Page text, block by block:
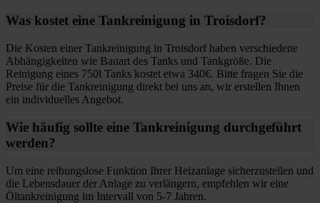
Was kostet eine Tankreinigung in Troisdorf?
Die Kosten einer Tankreinigung in Troisdorf haben verschiedene
Abhängigkeiten wie Bauart des Tanks und Tankgröße. Die
Reinigung eines 750l Tanks kostet etwa 340€. Bitte fragen Sie die
Preise für die Tankreinigung direkt bei uns an, wir erstellen Ihnen
ein individuelles Angebot.
Wie häufig sollte eine Tankreinigung durchgeführt
werden?
Um eine reibungslose Funktion Ihrer Heizanlage sicherzustellen und
die Lebensdauer der Anlage zu verlängern, empfehlen wir eine
Öltankreinigung im Intervall von 5-7 Jahren.